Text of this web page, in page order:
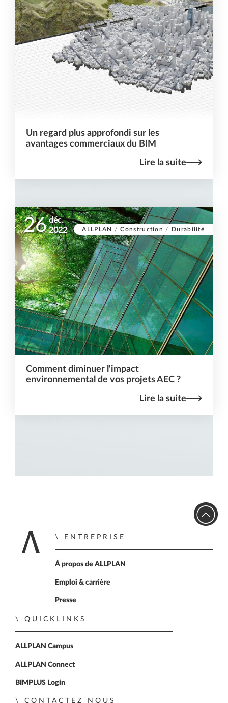
Un regard plus approfondi sur les
avantages commerciaux du BIM
Lire la suite
ALLPLAN /Construction / Durabilité
26 déc.
2022
Comment diminuer l'impact
environnemental de vos projets AEC ?
Lire la suite
Home
ENTREPRISE
Á propos de ALLPLAN
Emploi & carrière
Presse
QUICKLINKS
ALLPLAN Campus
ALLPLAN Connect
BIMPLUS Login
CONTACTEZ NOUS